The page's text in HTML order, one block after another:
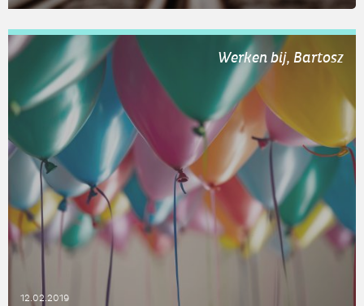
LEES DIT ARTIKEL
Werken bij, Bartosz
12.02.2019